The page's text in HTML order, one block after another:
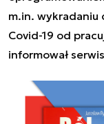
m.in. wykradaniu
Covid-19 od
informował